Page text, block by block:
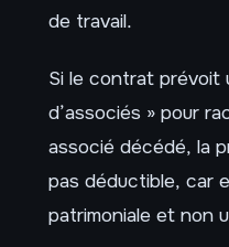
de travail.
Si le contrat prévoit
d’associés » pour
associé décédé, la
pas déductible, car
patrimoniale et non